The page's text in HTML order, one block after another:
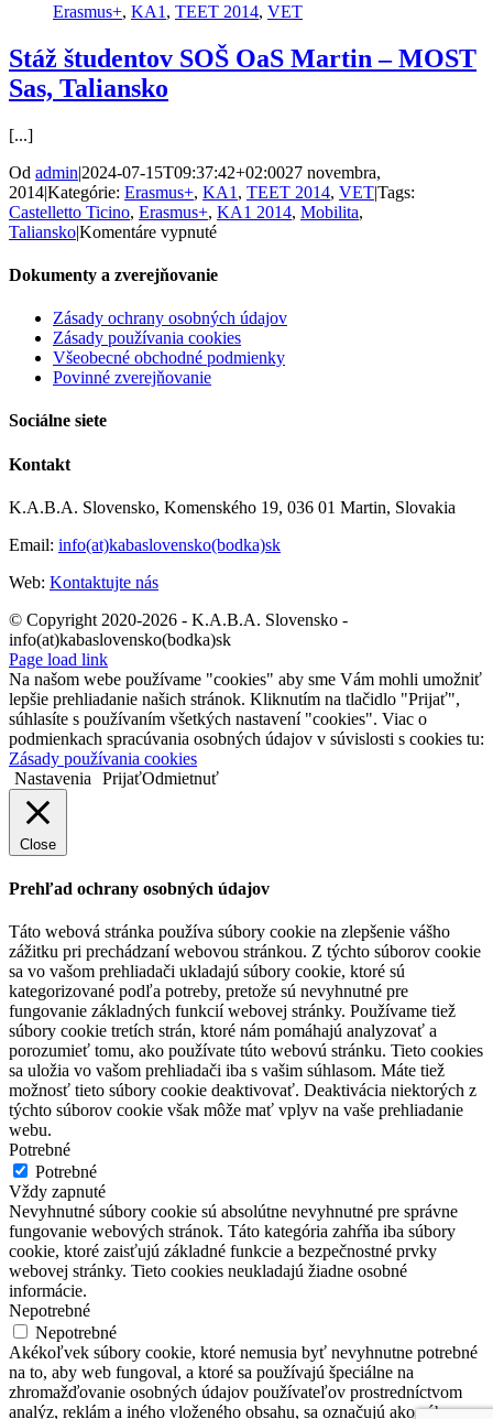
Erasmus+, KA1 , TEET 2014, VET
Stáž študentov SOŠ OaS Martin – MOST
Sas, Taliansko
[...]
Od admin|2024-07-15T09:37:42+02:0027 novembra,
2014|Kategórie: Erasmus+, KA1 , TEET 2014, VET|Tags:
Castelletto Ticino, Erasmus+, KA1 2014, Mobilita,
Taliansko|Komentáre vypnuténa
študentov
OaS
Martin
–
MOST
Dokumenty a zverejňovanie
Zásady ochrany osobných údajov
Zásady používania cookies
Všeobecné obchodné podmienky
Povinné zverejňovanie
Sociálne siete
Kontakt
K.A.B.A. Slovensko, Komenského 19, 036 01 Martin, Slovakia
Email: info(at)kabaslovensko(bodka)sk
Web: Kontaktujte nás
© Copyright 2020-2026 - K.A.B.A. Slovensko -
info(at)kabaslovensko(bodka)sk
Page load link
Na našom webe používame "cookies" aby sme Vám mohli umožniť
lepšie prehliadanie našich stránok. Kliknutím na tlačidlo "Prijať",
súhlasíte s používaním všetkých nastavení "cookies". Viac o
podmienkach spracúvania osobných údajov v súvislosti s cookies tu:
Zásady používania cookies
Nastavenia
PrijaťOdmietnuť
Close
Prehľad ochrany osobných údajov
Táto webová stránka používa súbory cookie na zlepšenie vášho
zážitku pri prechádzaní webovou stránkou. Z týchto súborov cookie
sa vo vašom prehliadači ukladajú súbory cookie, ktoré sú
kategorizované podľa potreby, pretože sú nevyhnutné pre
fungovanie základných funkcií webovej stránky. Používame tiež
súbory cookie tretích strán, ktoré nám pomáhajú analyzovať a
porozumieť tomu, ako používate túto webovú stránku. Tieto cookies
sa uložia vo vašom prehliadači iba s vašim súhlasom. Máte tiež
možnosť tieto súbory cookie deaktivovať. Deaktivácia niektorých z
týchto súborov cookie však môže mať vplyv na vaše prehliadanie
webu.
Potrebné
Potrebné
Vždy zapnuté
Nevyhnutné súbory cookie sú absolútne nevyhnutné pre správne
fungovanie webových stránok. Táto kategória zahŕňa iba súbory
cookie, ktoré zaisťujú základné funkcie a bezpečnostné prvky
webovej stránky. Tieto cookies neukladajú žiadne osobné
informácie.
Nepotrebné
Nepotrebné
Akékoľvek súbory cookie, ktoré nemusia byť nevyhnutne potrebné
na to, aby web fungoval, a ktoré sa používajú špeciálne na
zhromažďovanie osobných údajov používateľov prostredníctvom
analýz, reklám a iného vloženého obsahu, sa označujú ako súbory